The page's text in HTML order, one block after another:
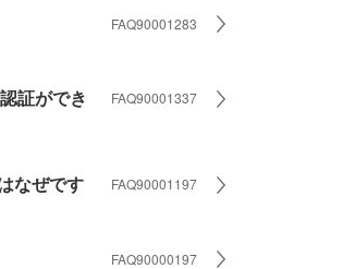
FAQ90001283
証ができ
FAQ90001337
なぜです
FAQ90001197
FAQ90000197